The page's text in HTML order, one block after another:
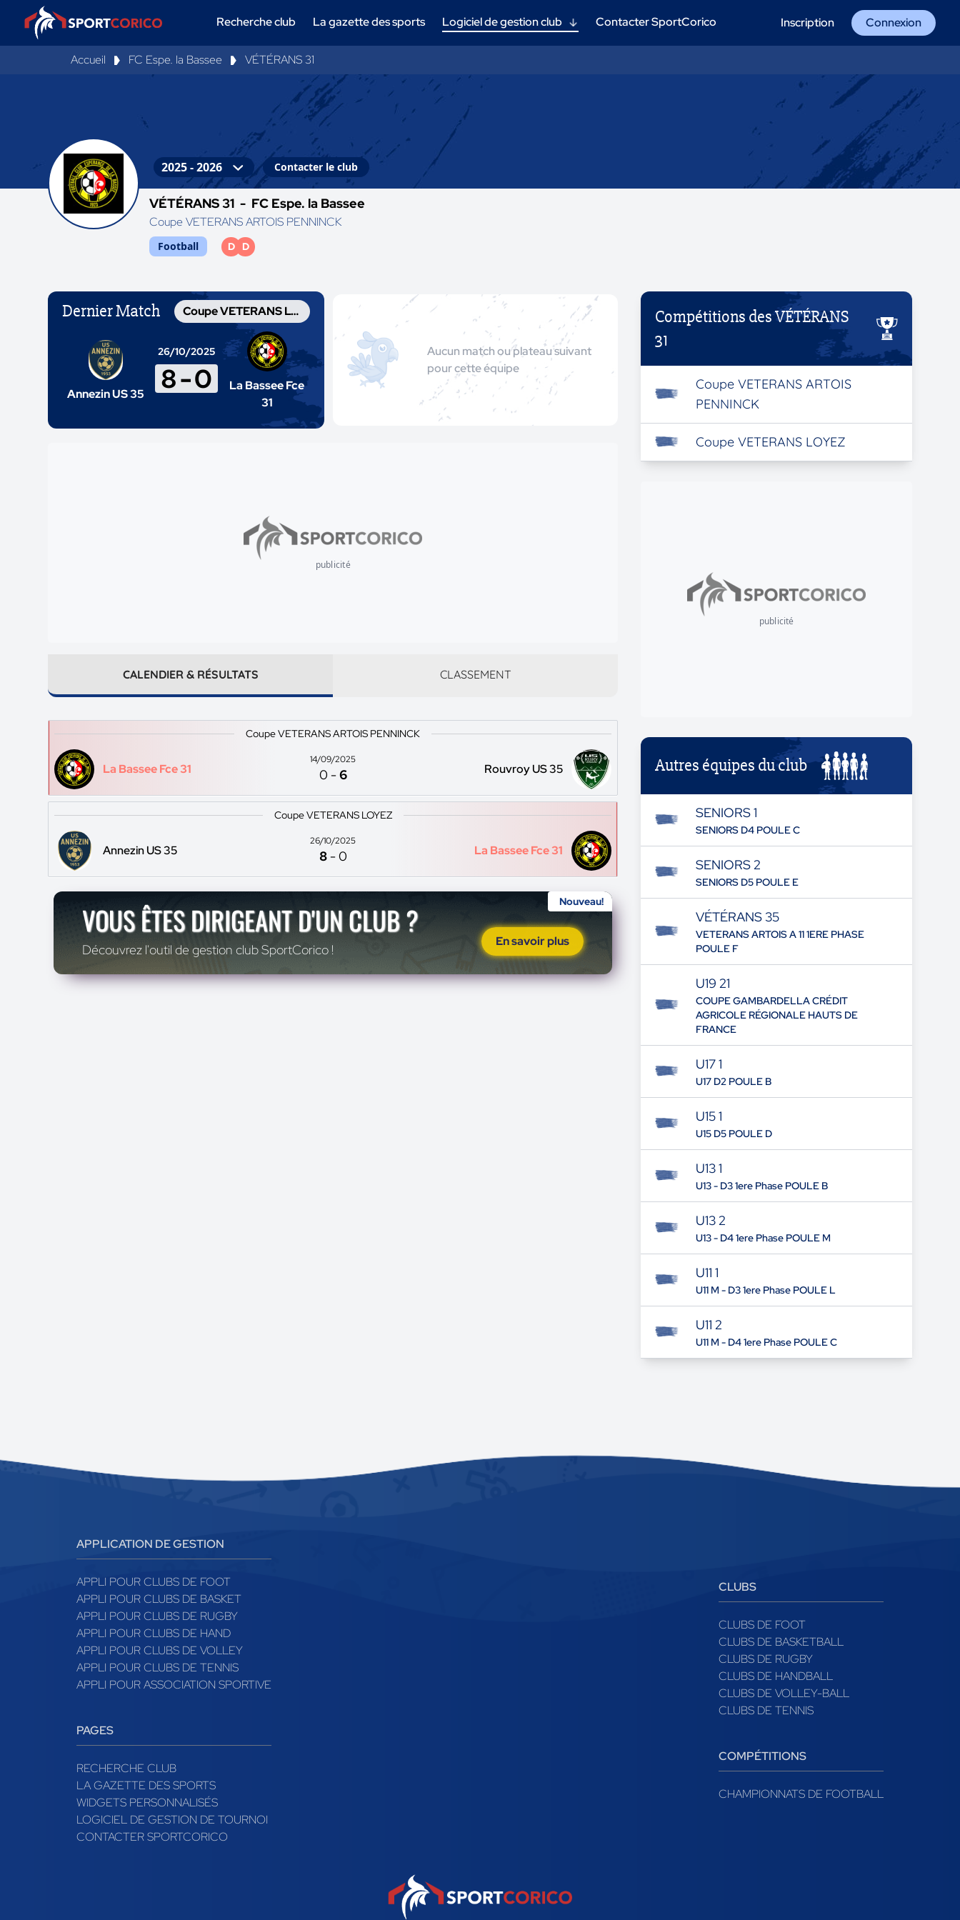
Recherche club La gazette des sports Logiciel de gestion club Contacter SportCorico Inscription Connexion
Accueil FC Espe. la Bassee VÉTÉRANS 31
Contacter le club
VÉTÉRANS 31 - FC Espe. la Bassee
Coupe VETERANS ARTOIS PENNINCK
Football D D
Dernier Match Coupe VETERANS LOYEZ
Annezin US 35
26/10/2025
8-0
La Bassee Fce
31
Aucun match ou plateau suivant
pour cette équipe
publicité
CALENDIER & RÉSULTATS CLASSEMENT
Coupe VETERANS ARTOIS PENNINCK
La Bassee Fce 31
14/09/2025
0 -6 Rouvroy US 35
Coupe VETERANS LOYEZ
Annezin US 35
26/10/2025
8 -0 La Bassee Fce 31
Nouveau!
VOUS ÊTES DIRIGEANT D'UN CLUB ?
Découvrez l'outil de gestion club SportCorico !
En savoir plus
Compétitions des VÉTÉRANS
31
Coupe VETERANS ARTOIS
PENNINCK
Coupe VETERANS LOYEZ
publicité
Autres équipes du club
SENIORS 1
SENIORS D4 POULE C
SENIORS 2
SENIORS D5 POULE E
VÉTÉRANS 35
VETERANS ARTOIS A 11 1ERE PHASE
POULE F
U19 21
COUPE GAMBARDELLA CRÉDIT
AGRICOLE RÉGIONALE HAUTS DE
FRANCE
U17 1
U17 D2 POULE B
U15 1
U15 D5 POULE D
U13 1
U13 - D3 1ere Phase POULE B
U13 2
U13 - D4 1ere Phase POULE M
U11 1
U11 M - D3 1ere Phase POULE L
U11 2
U11 M - D4 1ere Phase POULE C
APPLICATION DE GESTION
APPLI POUR CLUBS DE FOOT
APPLI POUR CLUBS DE BASKET
APPLI POUR CLUBS DE RUGBY
APPLI POUR CLUBS DE HAND
APPLI POUR CLUBS DE VOLLEY
APPLI POUR CLUBS DE TENNIS
APPLI POUR ASSOCIATION SPORTIVE
PAGES
RECHERCHE CLUB
LA GAZETTE DES SPORTS
WIDGETS PERSONNALISÉS
LOGICIEL DE GESTION DE TOURNOI
CONTACTER SPORTCORICO
CLUBS
CLUBS DE FOOT
CLUBS DE BASKETBALL
CLUBS DE RUGBY
CLUBS DE HANDBALL
CLUBS DE VOLLEY-BALL
CLUBS DE TENNIS
COMPÉTITIONS
CHAMPIONNATS DE FOOTBALL